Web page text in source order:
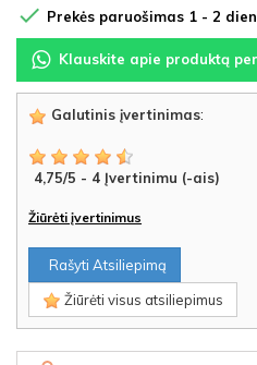
 Prekės paruošimas 1 - 2
Klauskite apie produktą
Galutinis įvertinimas:
4,75/5 - 4 Įvertinimu (-ais)
Žiūrėti įvertinimus
Rašyti Atsiliepimą
Žiūrėti visus atsiliepimus